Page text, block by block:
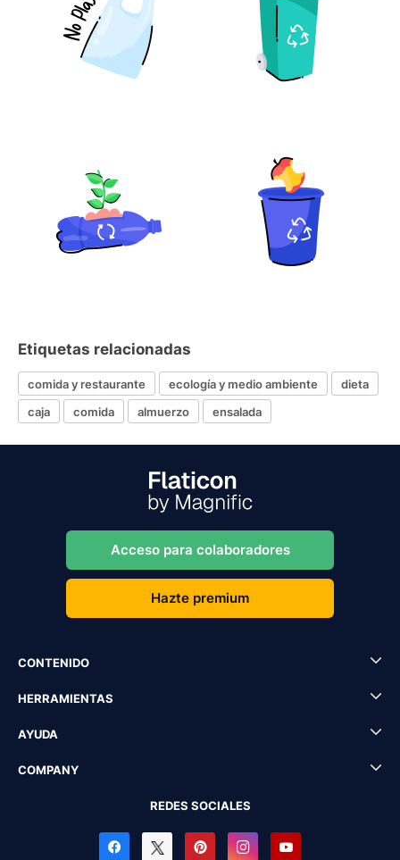
Etiquetas relacionadas
comida y restaurante ecología y medio ambiente
dieta
caja
comida almuerzo ensalada
Acceso para colaboradores
Hazte premium
CONTENIDO
HERRAMIENTAS
AYUDA
COMPANY
REDES SOCIALES